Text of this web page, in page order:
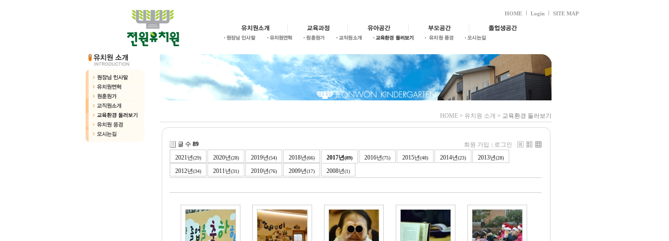
HOME Login SITE MAP
HOME > 유치원 소개 > 교육환경 둘러보기
글 수 89 회원 가입
로그인
2021년(29) 2020년(28) 2019년(54) 2018년(66) 2017년(89) 2016년(75) 2015년(48) 2014년(23) 2013년(28)
2012년(34) 2011년(31) 2010년(76) 2009년(17) 2008년(1)